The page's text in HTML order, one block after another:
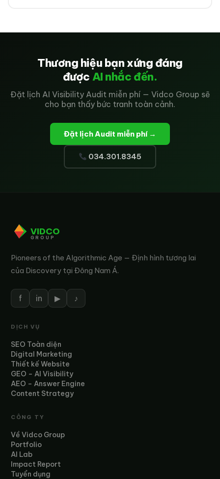
Thương hiệu bạn xứng đáng
được AI nhắc đến.
Đặt lịch AI Visibility Audit miễn phí — Vidco Group sẽ
cho bạn thấy bức tranh toàn cảnh.
Đặt lịch Audit miễn phí →
034.301.8345
VIDCO
GROUP
Pioneers of the Algorithmic Age — Định hình tương lai
của Discovery tại Đông Nam Á.
f in ▶ ♪
DỊCH VỤ
SEO Toàn diện
Digital Marketing
Thiết kế Website
GEO – AI Visibility
AEO – Answer Engine
Content Strategy
CÔNG TY
Về Vidco Group
Portfolio
AI Lab
Impact Report
Tuyển dụng